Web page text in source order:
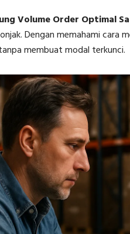
Volume Order Optimal
Dengan memahami cara
membuat modal terkunci.